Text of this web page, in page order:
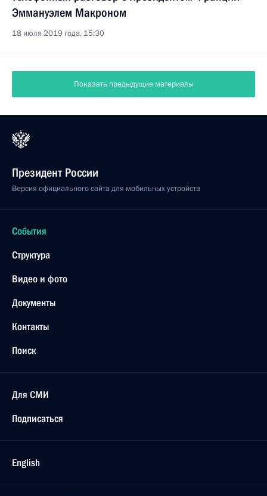
Эммануэлем Макроном
18 июля 2019 года, 15:30
Показать предыдущие материалы
Президент России
Версия официального сайта для мобильных устройств
События
Структура
Видео и фото
Документы
Контакты
Поиск
Для СМИ
Подписаться
English